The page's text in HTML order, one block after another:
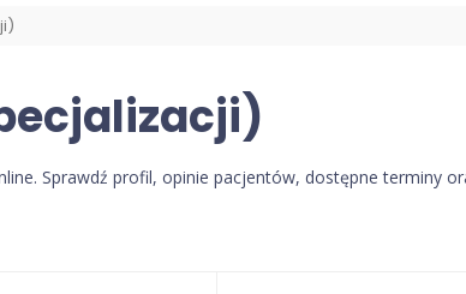
Sprawdź profil, opinie pacjentów, dostępne terminy